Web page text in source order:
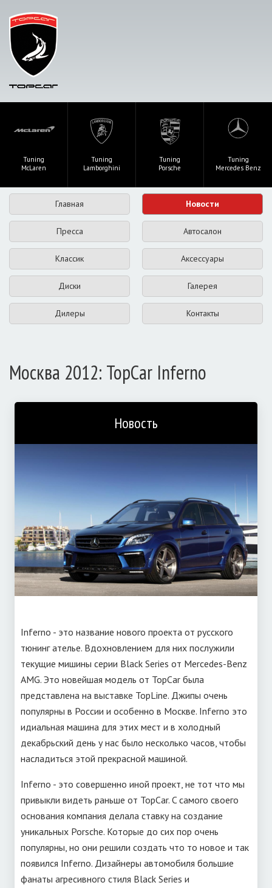
Tuning
McLaren
Tuning
Lamborghini
Tuning
Porsche
Tuning
Mercedes Benz
Главная Новости
Пресса Автосалон
Классик Аксессуары
Диски Галерея
Дилеры Контакты
Москва 2012: TopCar Inferno
Новость
Inferno - это название нового проекта от русского
тюнинг ателье. Вдохновлением для них послужили
текущие мишины серии Black Series от Mercedes-Benz
AMG. Это новейшая модель от TopCar была
представлена на выставке TopLine. Джипы очень
популярны в России и особенно в Москве. Inferno это
идиальная машина для этих мест и в холодный
декабрьский день у нас было несколько часов, чтобы
насладиться этой прекрасной машиной.
Inferno - это совершенно иной проект, не тот что мы
привыкли видеть раньше от TopCar. C самого своего
основания компания делала ставку на создание
уникальных Porsche. Которые до сих пор очень
популярны, но они решили создать что то новое и так
появился Inferno. Дизайнеры автомобиля большие
фанаты агресивного стиля Black Series и